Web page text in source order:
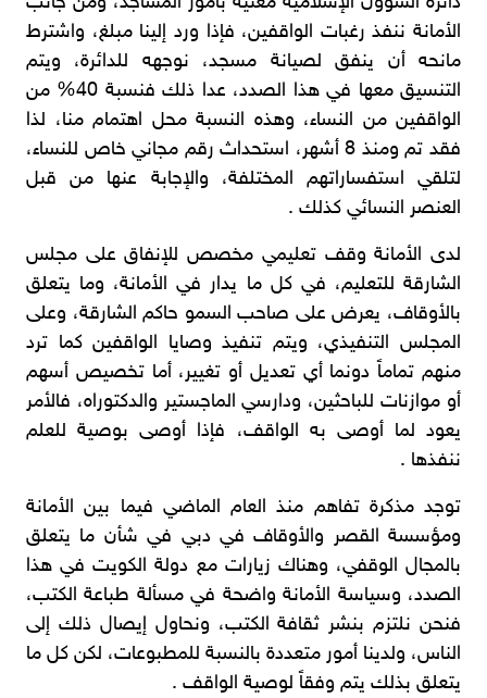
الأمانة ننفذ رغبات الواقفين، فإذا ورد إلينا مبلغ، واشترط
مانحه أن ينفق لصيانة مسجد، نوجهه للدائرة، ويتم
التنسيق معها في هذا الصدد، عدا ذلك فنسبة 40% من
الواقفين من النساء، وهذه النسبة محل اهتمام منا، لذا
فقد تم ومنذ 8 أشهر، استحداث رقم مجاني خاص للنساء،
لتلقي استفساراتهم المختلفة، والإجابة عنها من قبل
العنصر النسائي كذلك .
لدى الأمانة وقف تعليمي مخصص للإنفاق على مجلس
الشارقة للتعليم، في كل ما يدار في الأمانة، وما يتعلق
بالأوقاف، يعرض على صاحب السمو حاكم الشارقة، وعلى
المجلس التنفيذي، ويتم تنفيذ وصايا الواقفين كما ترد
منهم تماماً دونما أي تعديل أو تغيير، أما تخصيص أسهم
أو موازنات للباحثين، ودارسي الماجستير والدكتوراه، فالأمر
يعود لما أوصى به الواقف، فإذا أوصى بوصية للعلم
ننفذها .
توجد مذكرة تفاهم منذ العام الماضي فيما بين الأمانة
ومؤسسة القصر والأوقاف في دبي في شأن ما يتعلق
بالمجال الوقفي، وهناك زيارات مع دولة الكويت في هذا
الصدد، وسياسة الأمانة واضحة في مسألة طباعة الكتب،
فنحن نلتزم بنشر ثقافة الكتب، ونحاول إيصال ذلك إلى
الناس، ولدينا أمور متعددة بالنسبة للمطبوعات، لكن كل ما
يتعلق بذلك يتم وفقاً لوصية الواقف .